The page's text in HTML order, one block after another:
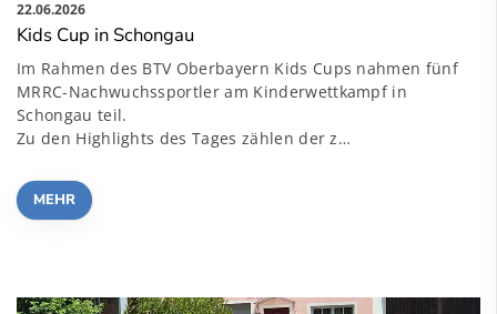
22.06.2026
Kids Cup in Schongau
Im Rahmen des BTV Oberbayern Kids Cups nahmen fünf
MRRC-Nachwuchssportler am Kinderwettkampf in
Schongau teil.
Zu den Highlights des Tages zählen der z…
MEHR